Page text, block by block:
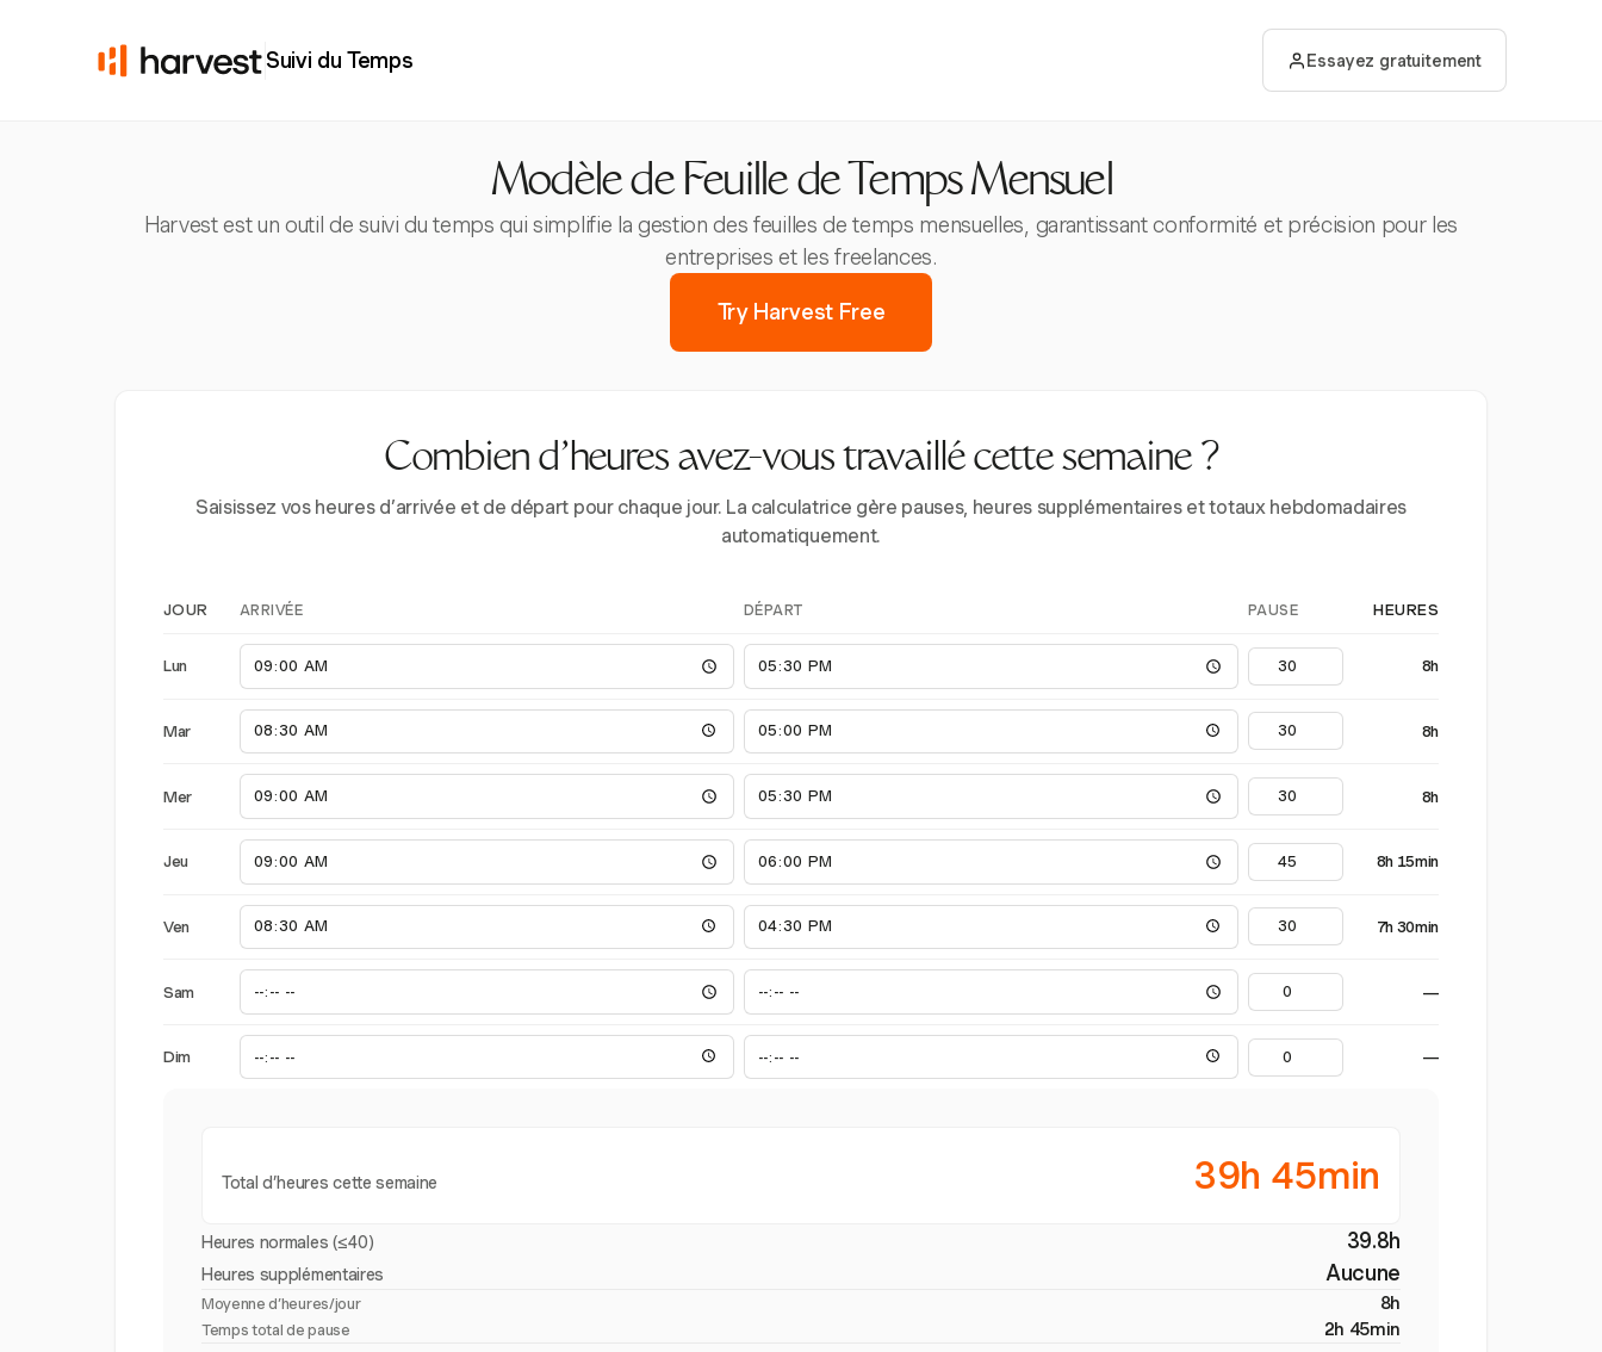
Suivi du Temps Essayez gratuitement
Modèle de Feuille de Temps Mensuel
Harvest est un outil de suivi du temps qui simplifie la gestion des feuilles de temps mensuelles, garantissant conformité et précision pour les
entreprises et les freelances.
Try Harvest Free
Combien d’heures avez-vous travaillé cette semaine ?
Saisissez vos heures d’arrivée et de départ pour chaque jour. La calculatrice gère pauses, heures supplémentaires et totaux hebdomadaires
automatiquement.
JOUR ARRIVÉE DÉPART PAUSE HEURES
Lun 8h
Mar 8h
Mer 8h
Jeu 8h 15min
Ven 7h 30min
Sam —
Dim —
Total d’heures cette semaine 39h 45min
Heures normales (≤40) 39.8h
Heures supplémentaires Aucune
Moyenne d’heures/jour 8h
Temps total de pause 2h 45min